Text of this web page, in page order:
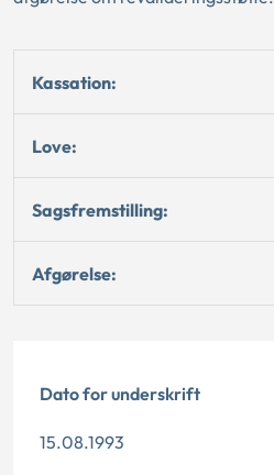
Kassation:
Love:
Sagsfremstilling:
Afgørelse:
Dato for underskrift
15.08.1993